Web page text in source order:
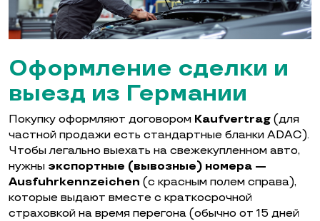
Оформление сделки и
выезд из Германии
Покупку оформляют договором Kaufvertrag (для
частной продажи есть стандартные бланки ADAC).
Чтобы легально выехать на свежекупленном авто,
нужны экспортные (вывозные) номера —
Ausfuhrkennzeichen (с красным полем справа),
которые выдают вместе с краткосрочной
страховкой на время перегона (обычно от 15 дней